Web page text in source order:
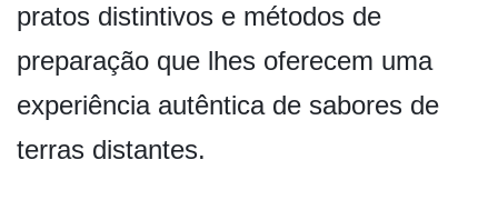
pratos distintivos e métodos de
preparação que lhes oferecem uma
experiência autêntica de sabores de
terras distantes.